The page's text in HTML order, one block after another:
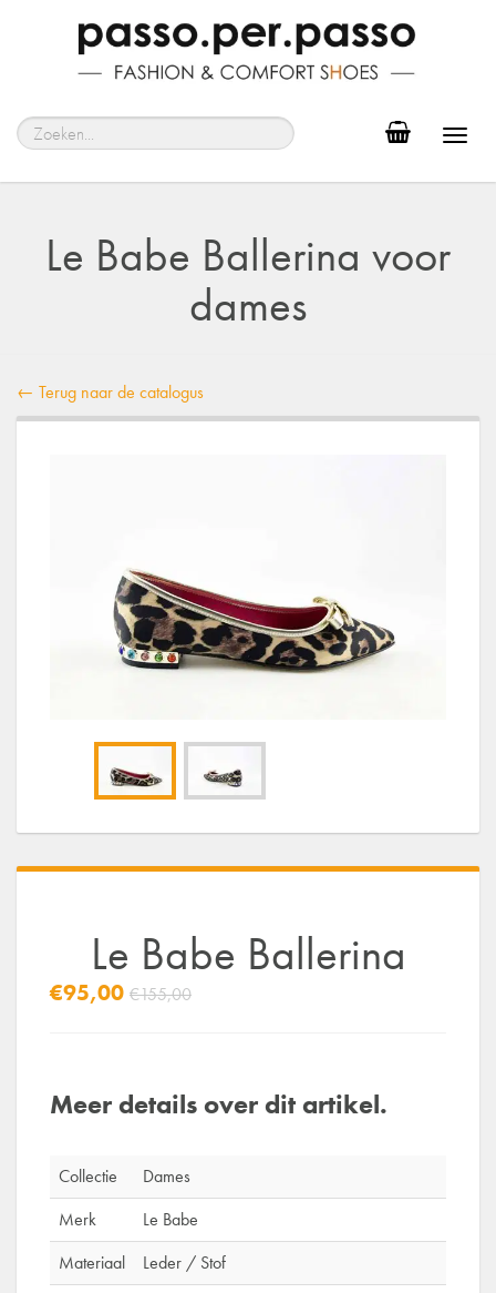
Le Babe Ballerina voor
dames
← Terug naar de catalogus
Le Babe Ballerina
€95,00 €155,00
Meer details over dit artikel.
Collectie
Dames
Merk
Le Babe
Materiaal
Leder / Stof